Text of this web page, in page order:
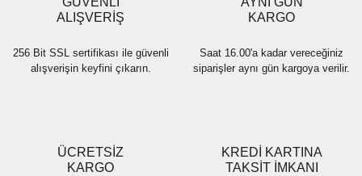
Bu ürüne benzer farklı alternatifler olmalı.
ALIŞVERİŞ
256 Bit SSL sertifikası ile güvenli
alışverişin keyfini çıkarın.
KARGO
Saat 16.00'a kadar vereceğiniz
siparişler aynı gün kargoya verilir.
ÜCRETSİZ
KARGO
KREDİ KARTINA
TAKSİT İMKANI